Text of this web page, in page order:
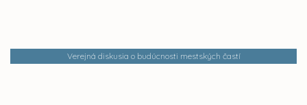
Verejná diskusia o budúcnosti mestských častí